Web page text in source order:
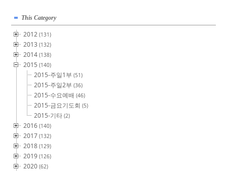
This Category
2012(131)
2013(132)
2014(138)
2015(140)
2015-주일1부(51)
2015-주일2부(36)
2015-수요예배(46)
2015-금요기도회(5)
2015-기타(2)
2016(140)
2017(132)
2018(129)
2019(126)
2020(62)